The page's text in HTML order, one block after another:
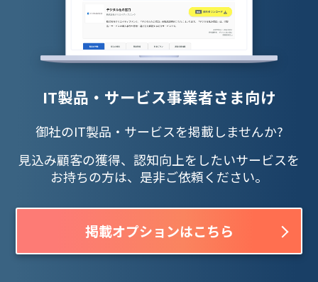
IT製品・サービス事業者さま向け
御社のIT製品・サービスを掲載しませんか?
見込み顧客の獲得、認知向上をしたいサービスを
お持ちの方は、是非ご依頼ください。
掲載オプションはこちら